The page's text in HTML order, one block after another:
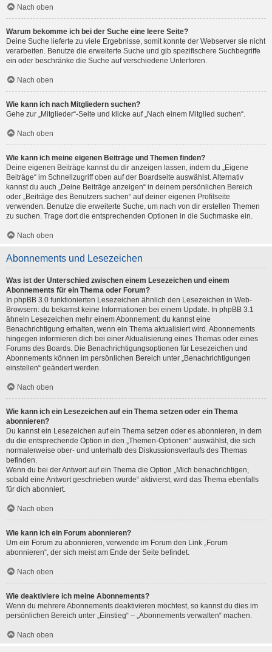
Nach oben
Warum bekomme ich bei der Suche eine leere Seite?
Deine Suche lieferte zu viele Ergebnisse, somit konnte der Webserver sie nicht
verarbeiten. Benutze die erweiterte Suche und gib spezifischere Suchbegriffe
ein oder beschränke die Suche auf verschiedene Unterforen.
Nach oben
Wie kann ich nach Mitgliedern suchen?
Gehe zur „Mitglieder“-Seite und klicke auf „Nach einem Mitglied suchen“.
Nach oben
Wie kann ich meine eigenen Beiträge und Themen finden?
Deine eigenen Beiträge kannst du dir anzeigen lassen, indem du „Eigene
Beiträge“ im Schnellzugriff oben auf der Boardseite auswählst. Alternativ
kannst du auch „Deine Beiträge anzeigen“ in deinem persönlichen Bereich
oder „Beiträge des Benutzers suchen“ auf deiner eigenen Profilseite
verwenden. Benutze die erweiterte Suche, um nach von dir erstellen Themen
zu suchen. Trage dort die entsprechenden Optionen in die Suchmaske ein.
Nach oben
Abonnements und Lesezeichen
Was ist der Unterschied zwischen einem Lesezeichen und einem
Abonnements für ein Thema oder Forum?
In phpBB 3.0 funktionierten Lesezeichen ähnlich den Lesezeichen in Web-
Browsern: du bekamst keine Informationen bei einem Update. In phpBB 3.1
ähneln Lesezeichen mehr einem Abonnement: du kannst eine
Benachrichtigung erhalten, wenn ein Thema aktualisiert wird. Abonnements
hingegen informieren dich bei einer Aktualisierung eines Themas oder eines
Forums des Boards. Die Benachrichtigungsoptionen für Lesezeichen und
Abonnements können im persönlichen Bereich unter „Benachrichtigungen
einstellen“ geändert werden.
Nach oben
Wie kann ich ein Lesezeichen auf ein Thema setzen oder ein Thema
abonnieren?
Du kannst ein Lesezeichen auf ein Thema setzen oder es abonnieren, in dem
du die entsprechende Option in den „Themen-Optionen“ auswählst, die sich
normalerweise ober- und unterhalb des Diskussionsverlaufs des Themas
befinden.
Wenn du bei der Antwort auf ein Thema die Option „Mich benachrichtigen,
sobald eine Antwort geschrieben wurde“ aktivierst, wird das Thema ebenfalls
für dich abonniert.
Nach oben
Wie kann ich ein Forum abonnieren?
Um ein Forum zu abonnieren, verwende im Forum den Link „Forum
abonnieren“, der sich meist am Ende der Seite befindet.
Nach oben
Wie deaktiviere ich meine Abonnements?
Wenn du mehrere Abonnements deaktivieren möchtest, so kannst du dies im
persönlichen Bereich unter „Einstieg“ – „Abonnements verwalten“ machen.
Nach oben